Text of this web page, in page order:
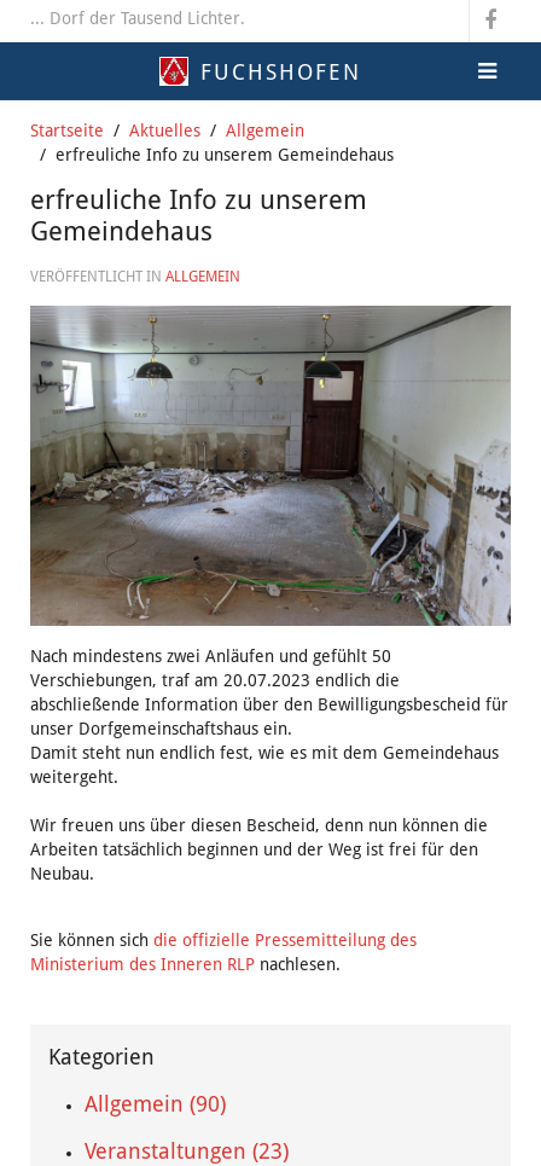
... Dorf der Tausend Lichter.
FUCHSHOFEN
Startseite Aktuelles
Allgemein
erfreuliche Info zu unserem Gemeindehaus
erfreuliche Info zu unserem
Gemeindehaus
VERÖFFENTLICHT IN ALLGEMEIN
Nach mindestens zwei Anläufen und gefühlt 50
Verschiebungen, traf am 20.07.2023 endlich die
abschließende Information über den Bewilligungsbescheid für
unser Dorfgemeinschaftshaus ein.
Damit steht nun endlich fest, wie es mit dem Gemeindehaus
weitergeht.
Wir freuen uns über diesen Bescheid, denn nun können die
Arbeiten tatsächlich beginnen und der Weg ist frei für den
Neubau.
Sie können sich die offizielle Pressemitteilung des
Ministerium des Inneren RLP nachlesen.
Kategorien
Allgemein (90)
Veranstaltungen (23)